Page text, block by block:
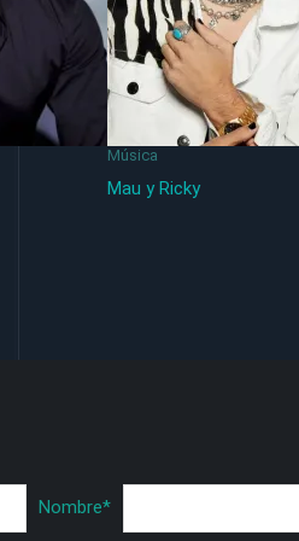
Música
Mau y Ricky
Nombre*